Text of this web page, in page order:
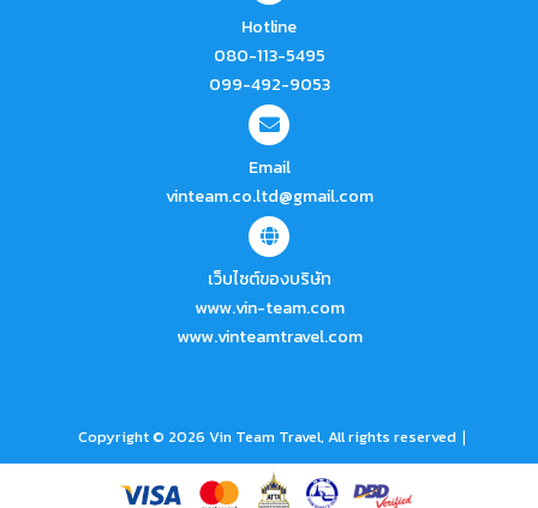
Hotline
080-113-5495
099-492-9053
Email
vinteam.co.ltd@gmail.com
เว็บไซต์ของบริษัท
www.vin-team.com
www.vinteamtravel.com
Copyright © 2026 Vin Team Travel, All rights reserved |